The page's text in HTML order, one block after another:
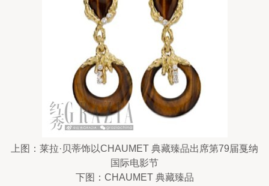
上图：莱拉·贝蒂饰以CHAUMET 典藏臻品出席第79届戛纳
国际电影节
下图：CHAUMET 典藏臻品